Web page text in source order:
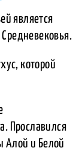
является
которой
Прославился
Алой и Белой